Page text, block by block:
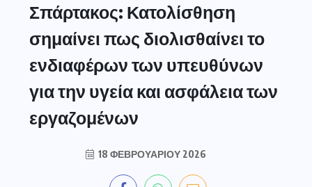
Σπάρτακος: Κατολίσθηση
σημαίνει πως διολισθαίνει το
ενδιαφέρων των υπευθύνων
για την υγεία και ασφάλεια των
εργαζομένων
18 ΦΕΒΡΟΥΑΡΊΟΥ 2026